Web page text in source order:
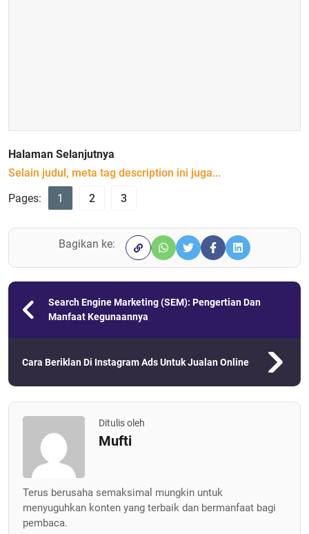
Halaman Selanjutnya
Selain judul, meta tag description ini juga...
Pages:
1 2 3
Bagikan ke:
Search Engine Marketing (SEM): Pengertian Dan
Manfaat Kegunaannya
Cara Beriklan Di Instagram Ads Untuk Jualan Online
Ditulis oleh
Mufti
Terus berusaha semaksimal mungkin untuk
menyuguhkan konten yang terbaik dan bermanfaat bagi
pembaca.